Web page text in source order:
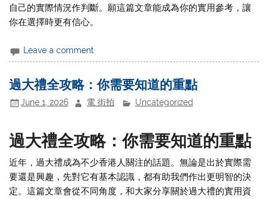
自己的實際情況作判斷。願這篇文章能成為你的實用參考，讓
你在選擇時更有信心。
Leave a comment
過大禮全攻略：你需要知道的重點
June 1, 2026 電 街拍 Uncategorized
過大禮全攻略：你需要知道的重點
近年，過大禮成為不少香港人關注的話題。無論是出於實際需
要還是興趣，先對它有基本認識，都有助我們作出更明智的決
定。這篇文章會從不同角度，和大家分享關於過大禮的實用資